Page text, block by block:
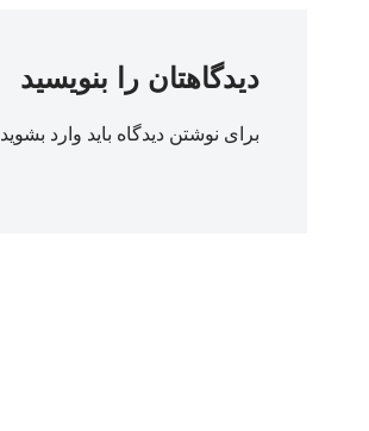
دیدگاهتان را بنویسید
برای نوشتن دیدگاه باید وارد بشوید